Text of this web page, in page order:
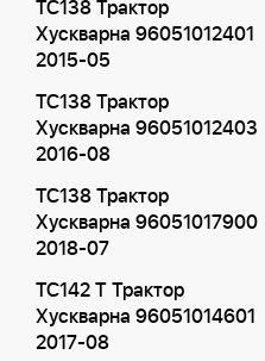
TC138 Трактор
Хускварна 96051012401
2015-05
TC138 Трактор
Хускварна 96051012403
2016-08
TC138 Трактор
Хускварна 96051017900
2018-07
TC142 T Трактор
Хускварна 96051014601
2017-08